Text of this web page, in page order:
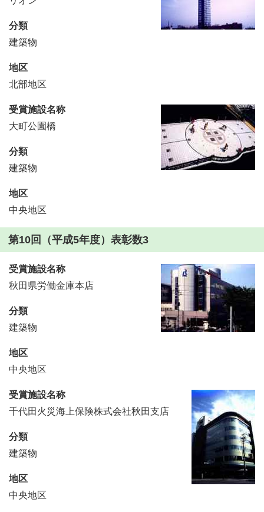
分類
建築物
地区
北部地区
受賞施設名称
大町公園橋
分類
建築物
地区
中央地区
第10回（平成5年度）表彰数3
受賞施設名称
秋田県労働金庫本店
分類
建築物
地区
中央地区
受賞施設名称
千代田火災海上保険株式会社秋田支店
分類
建築物
地区
中央地区